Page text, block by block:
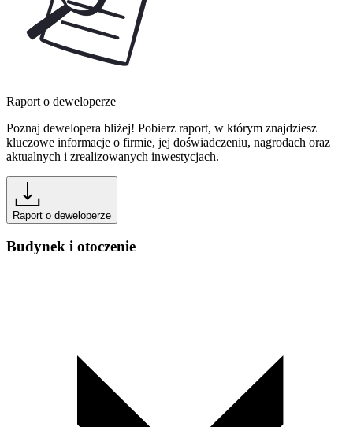
Raport o deweloperze
Poznaj dewelopera bliżej! Pobierz raport, w którym znajdziesz
kluczowe informacje o firmie, jej doświadczeniu, nagrodach oraz
aktualnych i zrealizowanych inwestycjach.
Raport o deweloperze
Budynek i otoczenie